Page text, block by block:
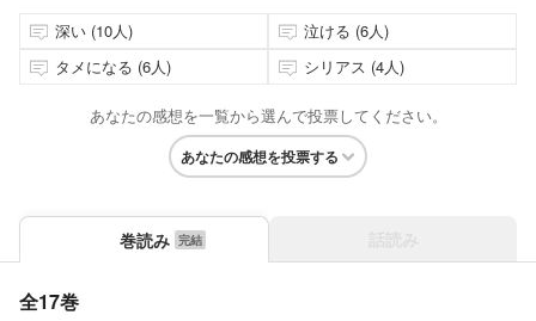
深い (10人)
泣ける (6人)
タメになる (6人)
シリアス (4人)
あなたの感想を一覧から選んで投票してください。
あなたの感想を投票する
巻読み
全17巻